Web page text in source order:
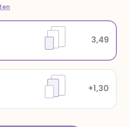
+1,30
3,49